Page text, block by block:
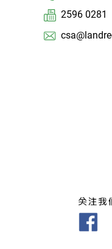
2596 0281